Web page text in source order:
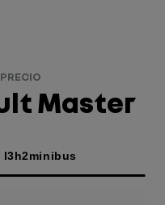
Master
minibus